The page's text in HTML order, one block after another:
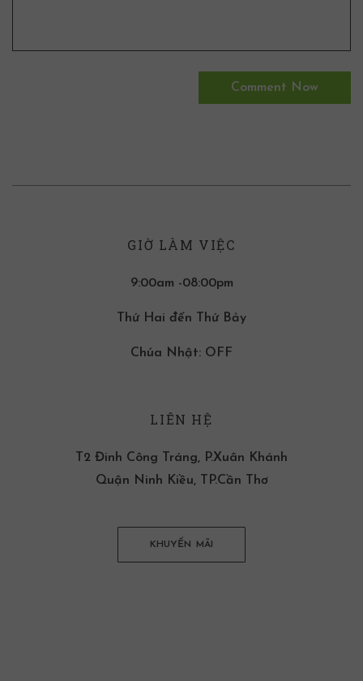
GIỜ LÀM VIỆC
9:00am -08:00pm
Thứ Hai đến Thứ Bảy
Chúa Nhật: OFF
LIÊN HỆ
T2 Đinh Công Tráng, P.Xuân Khánh
Quận Ninh Kiều, TP.Cần Thơ
KHUYẾN MÃI